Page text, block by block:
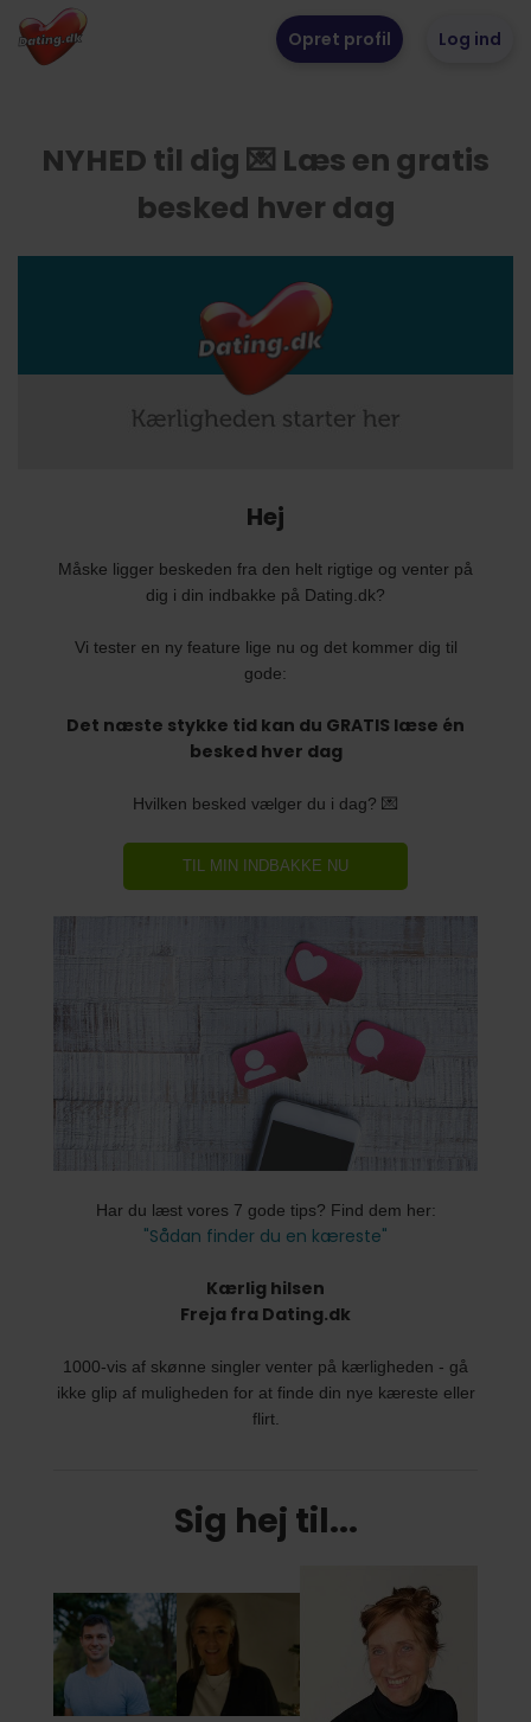
Opret profil Log ind
NYHED til dig 💌 Læs en gratis
besked hver dag
Hej
Måske ligger beskeden fra den helt rigtige og venter på
dig i din indbakke på Dating.dk?
Vi tester en ny feature lige nu og det kommer dig til
gode:
Det næste stykke tid kan du GRATIS læse én
besked hver dag
Hvilken besked vælger du i dag? 💌
TIL MIN INDBAKKE NU
Har du læst vores 7 gode tips? Find dem her:
"Sådan finder du en kæreste"
Kærlig hilsen
Freja fra Dating.dk
1000-vis af skønne singler venter på kærligheden - gå
ikke glip af muligheden for at finde din nye kæreste eller
flirt.
Sig hej til...